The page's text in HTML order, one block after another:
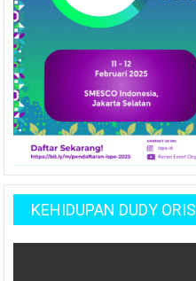
KEHIDUPAN DUDY ORIS